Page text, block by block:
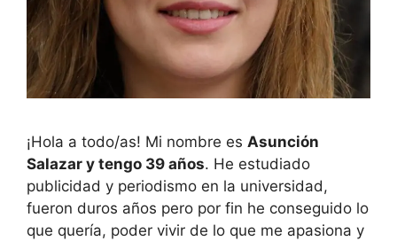
¡Hola a todo/as! Mi nombre es Asunción
Salazar y tengo 39 años. He estudiado
publicidad y periodismo en la universidad,
fueron duros años pero por fin he conseguido lo
que quería, poder vivir de lo que me apasiona y